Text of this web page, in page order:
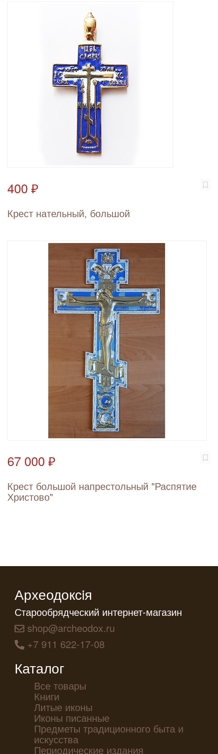
400 ₽
Крест нательный, большой
67 000 ₽
Крест большой напрестольный "Распятие
Христово"
Археодоксiя
Старообрядческий интернет-магазин
shop@archeodox.ru
+7 911 622-17-08
Каталог
Все товары
Книги
Литые иконы
Иконы писанные
Предметы традиционного быта и
искусства
Периодические издания